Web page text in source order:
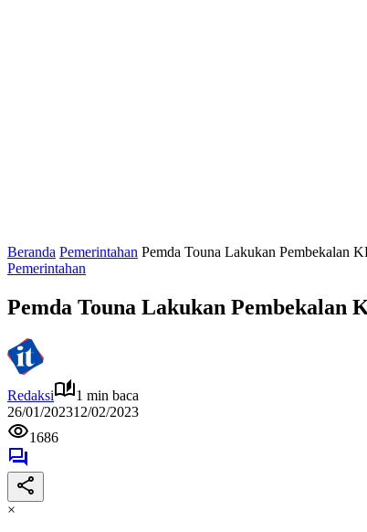
Beranda Pemerintahan Pemda Touna Lakukan Pembekalan
Pemerintahan
Pemda Touna Lakukan Pembekalan
Redaksi
1 min baca
26/01/202312/02/2023
1686
×